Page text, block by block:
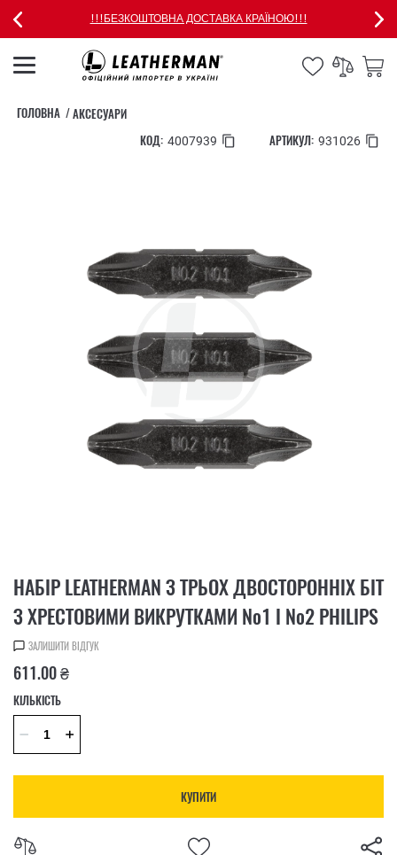
!!!БЕЗКОШТОВНА ДОСТАВКА КРАЇНОЮ!!!
ГОЛОВНА
АКСЕСУАРИ
КОД: 4007939 АРТИКУЛ: 931026
НАБІР LEATHERMAN З ТРЬОХ ДВОСТОРОННІХ БІТ
З ХРЕСТОВИМИ ВИКРУТКАМИ №1 І №2 PHILIPS
ЗАЛИШИТИ ВІДГУК
611.00 ₴
КІЛЬКІСТЬ
КУПИТИ